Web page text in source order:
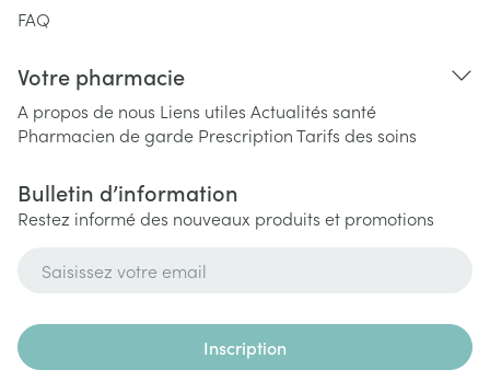
FAQ
Votre pharmacie
A propos de nous Liens utiles Actualités santé
Pharmacien de garde PrescriptionTarifs des soins
Bulletin d’information
Restez informé des nouveaux produits et promotions
Inscription